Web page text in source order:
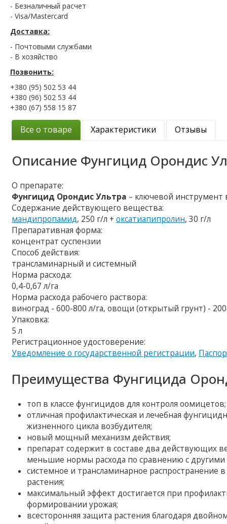
- Безналичный расчет
- Visa/Mastercard
Доставка:
- Почтовыми службами
- В хозяйство
Позвонить:
+380 (95) 502 53 44
+380 (96) 502 53 44
+380 (67) 558 15 87
Все о товаре Характеристики Отзывы
Описание Фунгицид Орондис
О препарате:
Фунгицид Орондис Ультра – ключевой
Содержание действующего вещества:
мандипропамид, 250 г/л +оксатиапипролин, 30 г/л
Препаративная форма:
концентрат суспензии
Способ действия:
трансламинарный и системный
Норма расхода:
0,4-0,67 л/га
Норма расхода рабочего раствора:
виноград - 600-800 л/га, овощи (открытый грунт) -
Упаковка:
5 л
Регистрационное удостоверение:
Уведомление о государственной регистрации,
Преимущества Фунгицида
топ в классе фунгицидов для контроля оомицетов;
отличная профилактическая и лечебная
жизненного цикла возбудителя;
новый мощный механизм действия;
препарат содержит в составе два действующих
меньшие нормы расхода по сравнению с
системное и трансламинарное распространение
растения;
максимальный эффект достигается при
формировании урожая;
всесторонняя защита растения благодаря